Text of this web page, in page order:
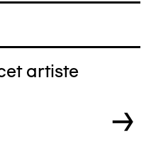
artiste
→